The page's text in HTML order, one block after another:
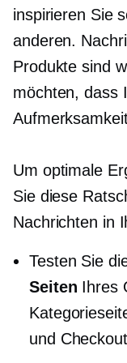
inspirieren Sie
anderen.
Produkte sind
möchten, dass
Um optimale
Sie diese
Nachrichten in
Testen Sie
Seiten Ihres
und